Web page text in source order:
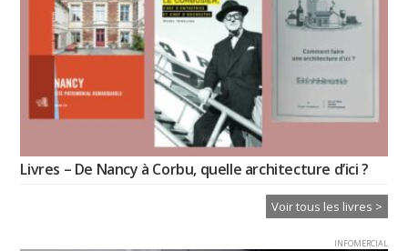
Livres – De Nancy à Corbu, quelle architecture d’ici ?
Voir tous les livres >
INFOMERCIAL